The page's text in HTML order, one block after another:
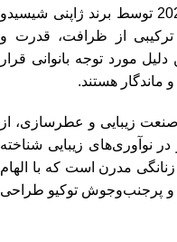
از رایحه‌های میوه‌ای و گلی در سال 2022 توسط برند ژاپنی شیسیدو
از ظرافت، قدرت و
مورد توجه بانوانی قرار
ماندگار هستند.
زیبایی و عطرسازی، از
نوآوری‌های زیبایی شناخته
مدرن است که با الهام
و پرجنب‌وجوش توکیو طراحی